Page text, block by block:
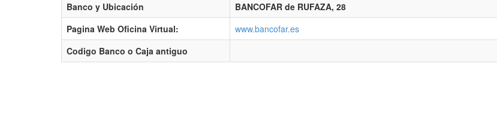
Banco y Ubicación
BANCOFAR de RUFAZA, 28
Pagina Web Oficina Virtual:
www.bancofar.es
Codigo Banco o Caja antiguo